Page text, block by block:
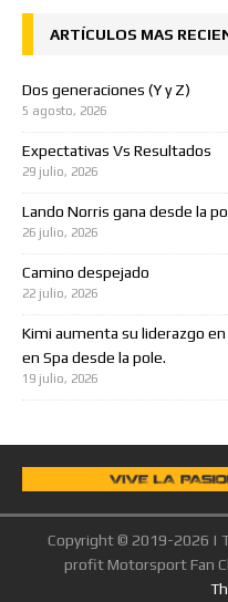
ARTÍCULOS MAS
Dos generaciones (Y y Z)
5 agosto, 2026
Expectativas Vs Resultados
29 julio, 2026
Lando Norris gana desde la
26 julio, 2026
Camino despejado
22 julio, 2026
Kimi aumenta su liderazgo
en Spa desde la pole.
19 julio, 2026
Copyright © 2019-2026 |
profit Motorsport Fan